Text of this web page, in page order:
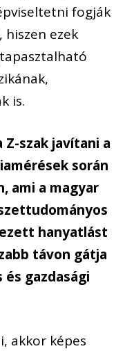
fogják
ezek
is.
Z-szak javítani a
során
ami a magyar
hanyatlást
távon gátja
gazdasági
akkor képes